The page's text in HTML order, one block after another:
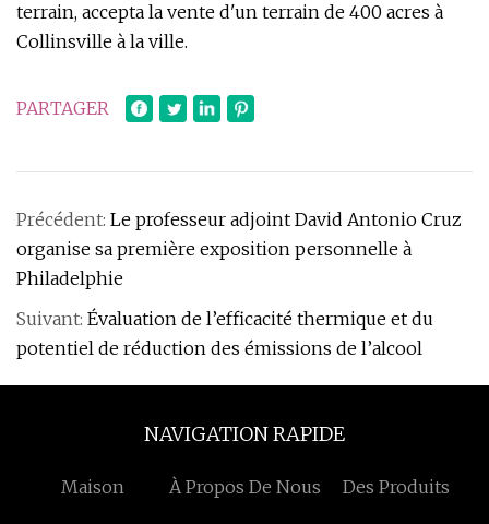
terrain, accepta la vente d'un terrain de 400 acres à
Collinsville à la ville.
PARTAGER
Précédent: Le professeur adjoint David Antonio Cruz
organise sa première exposition personnelle à
Philadelphie
Suivant: Évaluation de l’efficacité thermique et du
potentiel de réduction des émissions de l’alcool
NAVIGATION RAPIDE
Maison À Propos De Nous Des Produits